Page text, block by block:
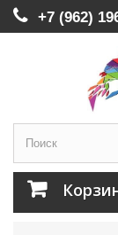
+7 (962)